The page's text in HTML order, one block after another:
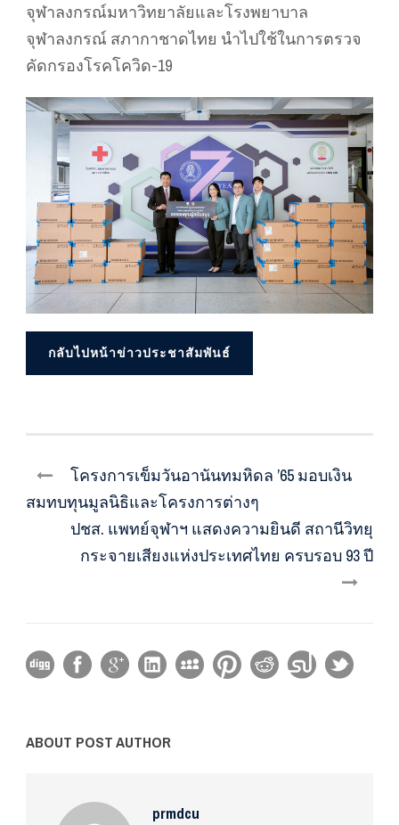
จุฬาลงกรณ์มหาวิทยาลัยและโรงพยาบาล
จุฬาลงกรณ์ สภากาชาดไทย นำไปใช้ในการตรวจ
คัดกรองโรคโควิด-19
กลับไปหน้าข่าวประชาสัมพันธ์
โครงการเข็มวันอานันทมหิดล ’65 มอบเงิน
สมทบทุนมูลนิธิและโครงการต่างๆ
ปชส. แพทย์จุฬาฯ แสดงความยินดี สถานีวิทยุ
กระจายเสียงแห่งประเทศไทย ครบรอบ 93 ปี
ABOUT POST AUTHOR
prmdcu